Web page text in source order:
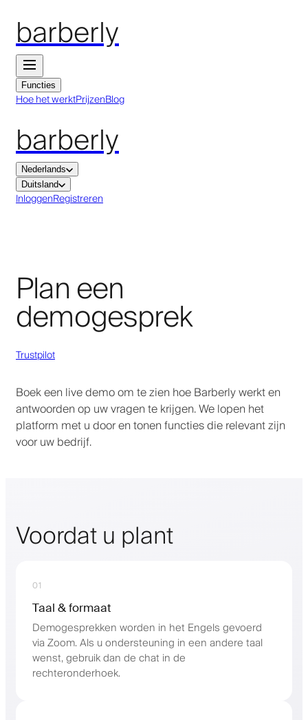
barberly
Functies
Hoe het werktPrijzenBlog
barberly
Nederlands
Duitsland
InloggenRegistreren
Plan een
demogesprek
Trustpilot
Boek een live demo om te zien hoe Barberly werkt en
antwoorden op uw vragen te krijgen. We lopen het
platform met u door en tonen functies die relevant zijn
voor uw bedrijf.
Voordat u plant
01
Taal & formaat
Demogesprekken worden in het Engels gevoerd
via Zoom. Als u ondersteuning in een andere taal
wenst, gebruik dan de chat in de
rechteronderhoek.